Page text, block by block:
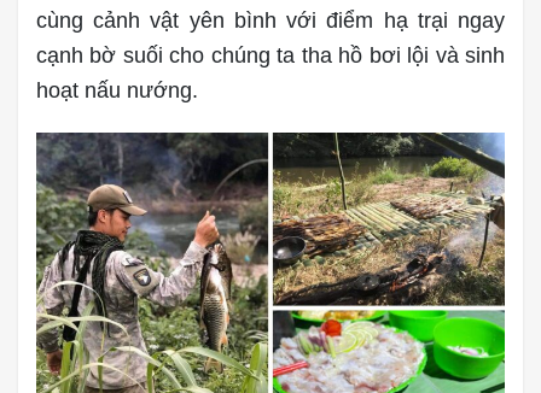
cùng cảnh vật yên bình với điểm hạ trại ngay
cạnh bờ suối cho chúng ta tha hồ bơi lội và sinh
hoạt nấu nướng.